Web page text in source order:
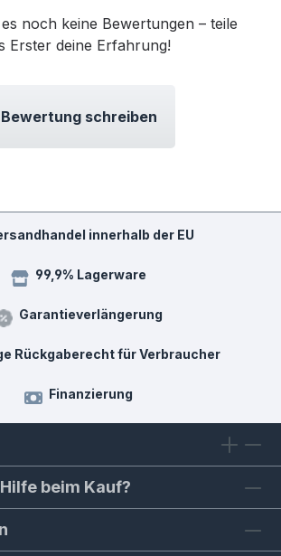
noch keine Bewertungen – teile
Erster deine Erfahrung!
Bewertung schreiben
innerhalb der EU
99,9% Lagerware
Garantieverlängerung
Rückgaberecht für Verbraucher
Finanzierung
beim Kauf?